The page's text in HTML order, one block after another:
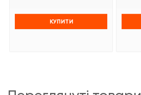
КУПИТИ